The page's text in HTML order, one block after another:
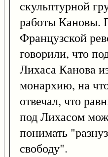
скульптурной
работы Кановы.
Французской
говорили, что
Лихаса Канова
монархию, на
отвечал, что
под Лихасом
понимать
свободу".